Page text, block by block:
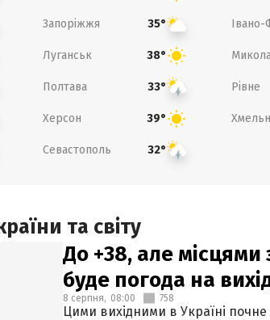
Запоріжжя 35° Івано-
Луганськ 38°
Полтава 33° Рівне
Херсон 39°
Севастополь 32°
та світу
До +38, але
буде погода на
8 серпня, 08:00 758
Цими вихідними в Україні